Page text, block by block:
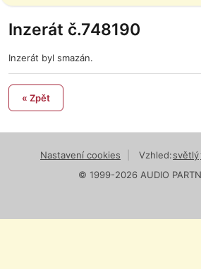
Inzerát č.748190
Inzerát byl smazán.
« Zpět
Nastavení cookies Vzhled:světlý
© 1999-2026 AUDIO